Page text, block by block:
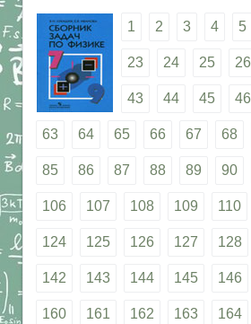
1 2 3 4 5
23 24 25 26
43 44 45 46
63 64 65 66 67 68
85 86 87 88 89 90
106 107 108 109 110
124 125 126 127 128
142 143 144 145 146
160 161 162 163 164